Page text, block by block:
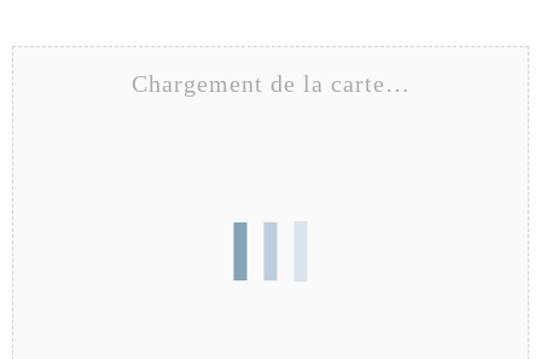
Chargement de la carte…